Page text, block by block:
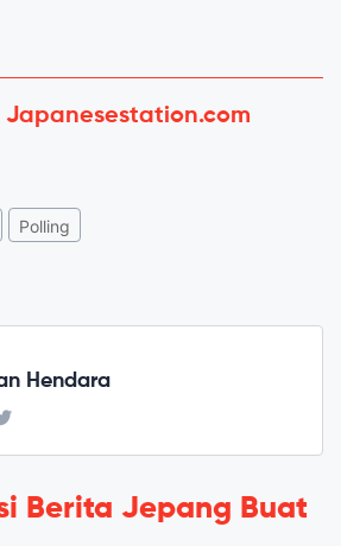
Polling
Hendara
Berita Jepang Buat